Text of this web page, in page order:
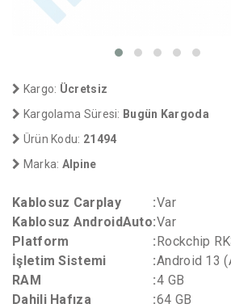
Kargo: Ücretsiz
Kargolama Süresi: Bugün Kargoda
Ürün Kodu: 21494
Marka: Alpine
Kablosuz Carplay :Var
Kablosuz AndroidAuto:Var
Platform
:Rockchip
İşletim Sistemi
:Android 13
RAM
:4 GB
Dahili Hafıza
:64 GB